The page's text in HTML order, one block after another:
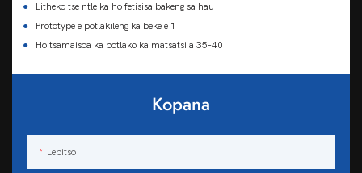
●
Litheko tse ntle ka ho fetisisa bakeng sa hau
●
Prototype e potlakileng ka beke e 1
●
Ho tsamaisoa ka potlako ka matsatsi a 35-40
Kopana
Lebitso